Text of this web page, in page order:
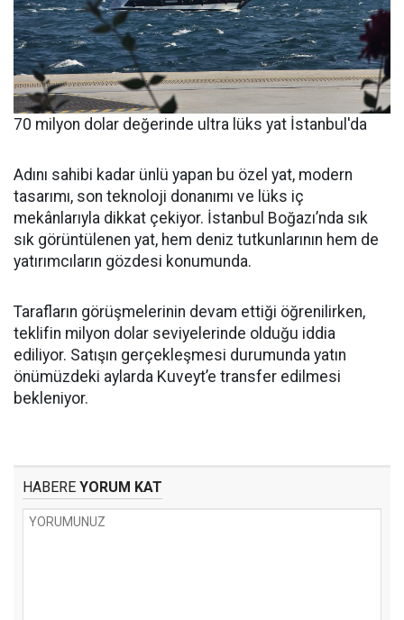
70 milyon dolar değerinde ultra lüks yat İstanbul'da
Adını sahibi kadar ünlü yapan bu özel yat, modern
tasarımı, son teknoloji donanımı ve lüks iç
mekânlarıyla dikkat çekiyor. İstanbul Boğazı’nda sık
sık görüntülenen yat, hem deniz tutkunlarının hem de
yatırımcıların gözdesi konumunda.
Tarafların görüşmelerinin devam ettiği öğrenilirken,
teklifin milyon dolar seviyelerinde olduğu iddia
ediliyor. Satışın gerçekleşmesi durumunda yatın
önümüzdeki aylarda Kuveyt’e transfer edilmesi
bekleniyor.
HABERE YORUM KAT